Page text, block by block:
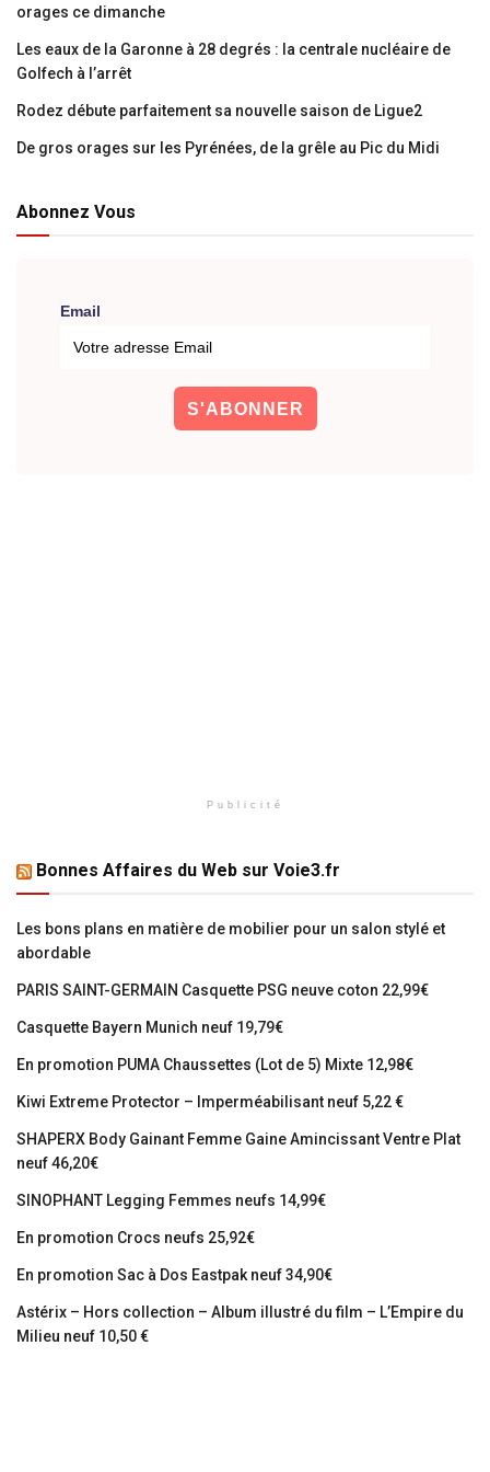
orages ce dimanche
Les eaux de la Garonne à 28 degrés : la centrale nucléaire de
Golfech à l’arrêt
Rodez débute parfaitement sa nouvelle saison de Ligue2
De gros orages sur les Pyrénées, de la grêle au Pic du Midi
Abonnez Vous
Email
Publicité
Bonnes Affaires du Web sur Voie3.fr
Les bons plans en matière de mobilier pour un salon stylé et
abordable
PARIS SAINT-GERMAIN Casquette PSG neuve coton 22,99€
Casquette Bayern Munich neuf 19,79€
En promotion PUMA Chaussettes (Lot de 5) Mixte 12,98€
Kiwi Extreme Protector – Imperméabilisant neuf 5,22 €
SHAPERX Body Gainant Femme Gaine Amincissant Ventre Plat
neuf 46,20€
SINOPHANT Legging Femmes neufs 14,99€
En promotion Crocs neufs 25,92€
En promotion Sac à Dos Eastpak neuf 34,90€
Astérix – Hors collection – Album illustré du film – L’Empire du
Milieu neuf 10,50 €